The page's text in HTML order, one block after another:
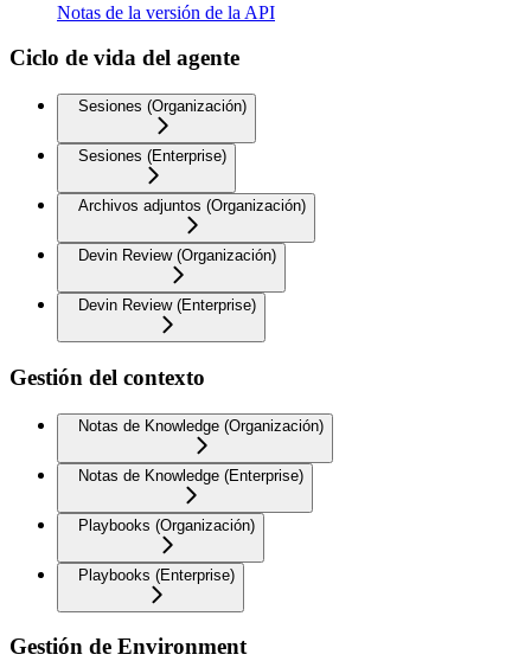
Notas de la versión de la API
Ciclo de vida del agente
Sesiones (Organización)
Sesiones (Enterprise)
Archivos adjuntos (Organización)
Devin Review (Organización)
Devin Review (Enterprise)
Gestión del contexto
Notas de Knowledge (Organización)
Notas de Knowledge (Enterprise)
Playbooks (Organización)
Playbooks (Enterprise)
Gestión de Environment